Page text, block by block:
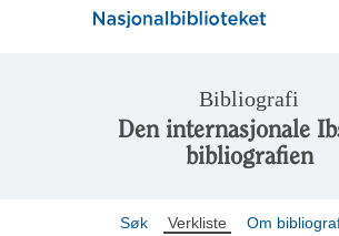
Bibliografi
Den internasjonale
bibliografien
Søk Verkliste Om